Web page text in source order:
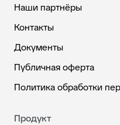
Наши партнёры
Контакты
Документы
Публичная оферта
Политика обработки
Продукт